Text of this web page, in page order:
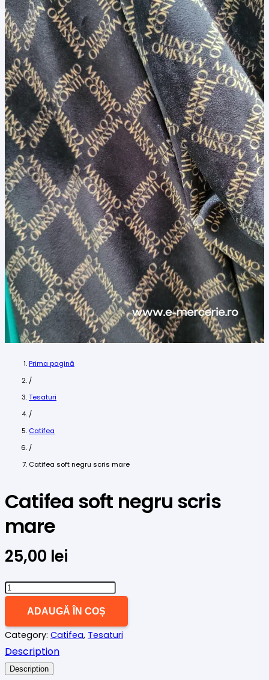
Prima pagină
/
Tesaturi
/
Catifea
/
Catifea soft negru scris mare
Catifea soft negru scris
mare
25,00 lei
Cantitate
negru
scris
mare
ADAUGĂ ÎN COȘ
Category: Catifea, Tesaturi
Description
Description